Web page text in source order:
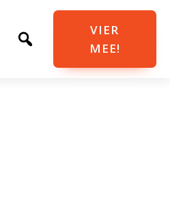
VIER
MEE!